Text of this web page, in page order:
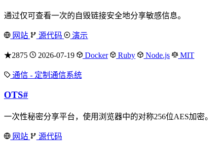
通过仅可查看一次的自毁链接安全地分享敏感信息。
网站 源代码 演示
★2875 2026-07-19 Docker Ruby Node.js MIT
通信 - 定制通信系统
OTS#
一次性秘密分享平台，使用浏览器中的对称256位AES加密。
网站 源代码